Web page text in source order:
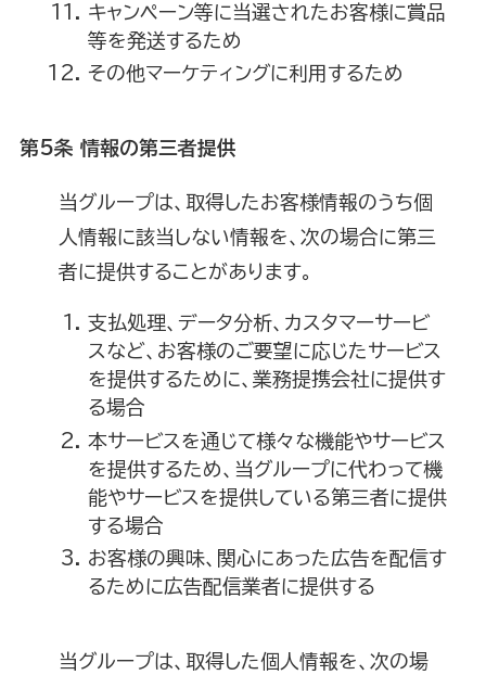
キャンペーン等に当選されたお客様に賞品
等を発送するため
その他マーケティングに利用するため
第5条 情報の第三者提供
当グループは、取得したお客様情報のうち個
人情報に該当しない情報を、次の場合に第三
者に提供することがあります。
支払処理、データ分析、カスタマーサービ
スなど、お客様のご要望に応じたサービス
を提供するために、業務提携会社に提供す
る場合
本サービスを通じて様々な機能やサービス
を提供するため、当グループに代わって機
能やサービスを提供している第三者に提供
する場合
お客様の興味、関心にあった広告を配信す
るために広告配信業者に提供する
当グループは、取得した個人情報を、次の場